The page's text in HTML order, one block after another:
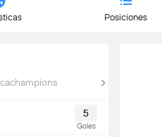
Posiciones
5
Goles